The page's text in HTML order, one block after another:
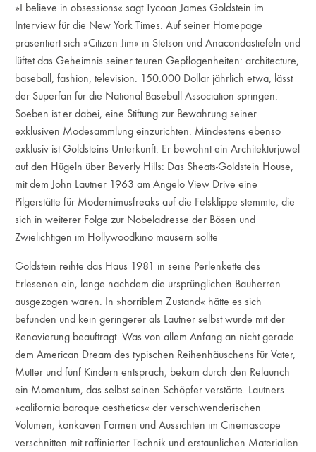
»I believe in obsessions« sagt Tycoon James Goldstein im
Interview für die New York Times. Auf seiner Homepage
präsentiert sich »Citizen Jim« in Stetson und Anacondastiefeln und
lüftet das Geheimnis seiner teuren Gepflogenheiten: architecture,
baseball, fashion, television. 150.000 Dollar jährlich etwa, lässt
der Superfan für die National Baseball Association springen.
Soeben ist er dabei, eine Stiftung zur Bewahrung seiner
exklusiven Modesammlung einzurichten. Mindestens ebenso
exklusiv ist Goldsteins Unterkunft. Er bewohnt ein Architekturjuwel
auf den Hügeln über Beverly Hills: Das Sheats-Goldstein House,
mit dem John Lautner 1963 am Angelo View Drive eine
Pilgerstätte für Modernimusfreaks auf die Felsklippe stemmte, die
sich in weiterer Folge zur Nobeladresse der Bösen und
Zwielichtigen im Hollywoodkino mausern sollte
Goldstein reihte das Haus 1981 in seine Perlenkette des
Erlesenen ein, lange nachdem die ursprünglichen Bauherren
ausgezogen waren. In »horriblem Zustand« hätte es sich
befunden und kein geringerer als Lautner selbst wurde mit der
Renovierung beauftragt. Was von allem Anfang an nicht gerade
dem American Dream des typischen Reihenhäuschens für Vater,
Mutter und fünf Kindern entsprach, bekam durch den Relaunch
ein Momentum, das selbst seinen Schöpfer verstörte. Lautners
»california baroque aesthetics« der verschwenderischen
Volumen, konkaven Formen und Aussichten im Cinemascope
verschnitten mit raffinierter Technik und erstaunlichen Materialien